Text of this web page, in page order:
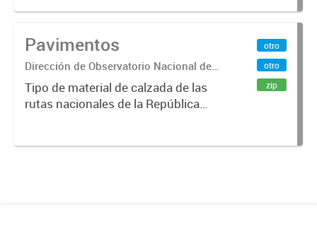
Pavimentos
Dirección de Observatorio Nacional de
Transporte
Tipo de material de calzada de las
rutas nacionales de la República
2019.
otro
otro
zip